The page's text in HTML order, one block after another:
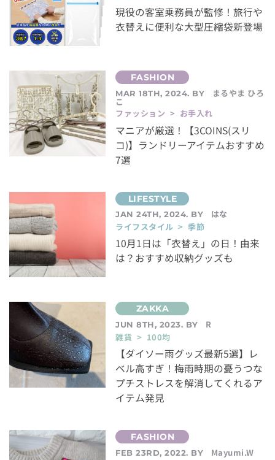
現役の客室乗務員が監修！旅行や
衣替えに便利な大型圧縮袋新登場
MAR 18TH, 2024. BY まるやま ひろ
こ
ファッション > お手入れ
マニアが厳選！【3COINS(スリ
コ)】ランドリーアイテムおすすめ
7選
JAN 24TH, 2024. BY
はな
ライフスタイル > 季節
10月1日は「衣替え」の日！由来
は？おすすめ収納グッズも
JUN 8TH, 2023. BY
R
雑貨 > 100均
【ダイソー雨グッズ最新5選】レ
ベル高すぎ！梅雨時期の憂うつな
プチストレスを解消してくれるア
イテム発見
FEB 23RD, 2022. BY
Mayumi.W